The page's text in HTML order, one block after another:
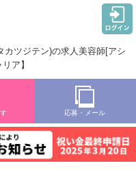
ツジテン)の求人美容師[アシ
ア】
応募・メール